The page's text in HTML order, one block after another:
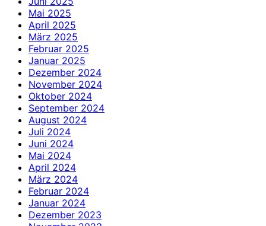
Mai 2025
April 2025
März 2025
Februar 2025
Januar 2025
Dezember 2024
November 2024
Oktober 2024
September 2024
August 2024
Juli 2024
Juni 2024
Mai 2024
April 2024
März 2024
Februar 2024
Januar 2024
Dezember 2023